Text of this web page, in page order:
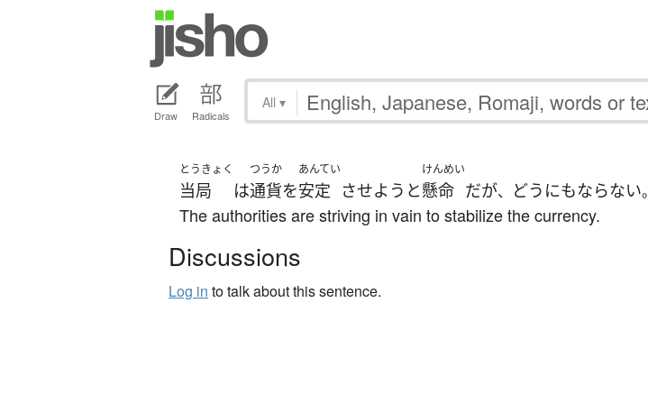
Draw Radicals
All ▾
とうきょく
当局 は
つうか
通貨を
あんてい
安定 させよう と
けんめい
懸命 だが、 どうにもならない。
The authorities are striving in vain to stabilize the currency.
Discussions
Log in to talk about this sentence.